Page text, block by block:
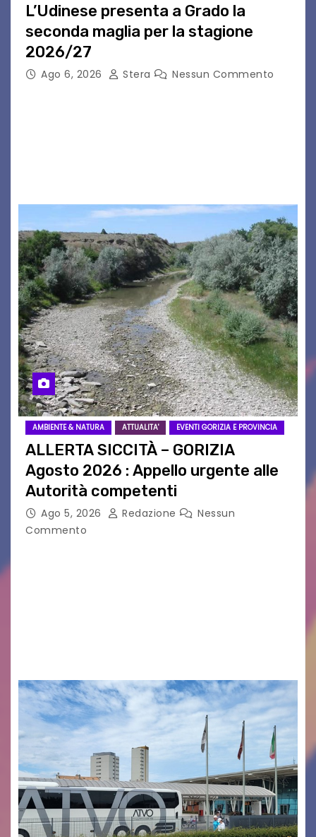
L’Udinese presenta a Grado la
seconda maglia per la stagione
2026/27
Ago 6, 2026 Stera Nessun Commento
AMBIENTE & NATURA ATTUALITA' EVENTI GORIZIA E PROVINCIA
ALLERTA SICCITÀ – GORIZIA
Agosto 2026 : Appello urgente alle
Autorità competenti
Ago 5, 2026 Redazione
Nessun
Commento